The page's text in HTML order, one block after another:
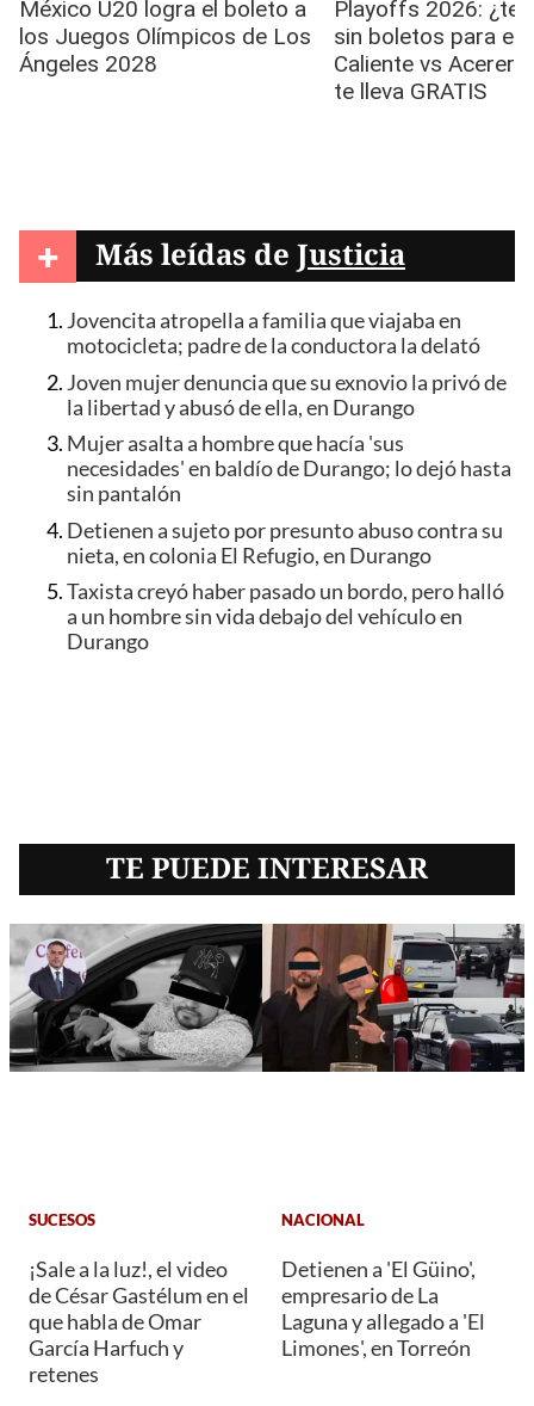
+ Más leídas de Justicia
Jovencita atropella a familia que viajaba en
motocicleta; padre de la conductora la delató
Joven mujer denuncia que su exnovio la privó de
la libertad y abusó de ella, en Durango
Mujer asalta a hombre que hacía 'sus
necesidades' en baldío de Durango; lo dejó hasta
sin pantalón
Detienen a sujeto por presunto abuso contra su
nieta, en colonia El Refugio, en Durango
Taxista creyó haber pasado un bordo, pero halló
a un hombre sin vida debajo del vehículo en
Durango
TE PUEDE INTERESAR
SUCESOS
¡Sale a la luz!, el video
de César Gastélum en el
que habla de Omar
García Harfuch y
retenes
NACIONAL
Detienen a 'El Güino',
empresario de La
Laguna y allegado a 'El
Limones', en Torreón